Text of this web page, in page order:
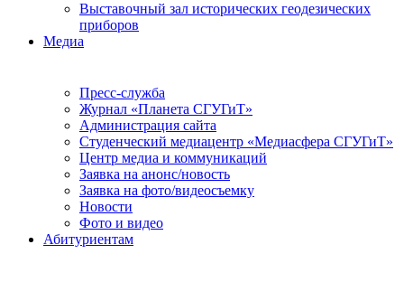
Выставочный зал исторических геодезических
приборов
Медиа
Пресс-служба
Журнал «Планета СГУГиТ»
Администрация сайта
Студенческий медиацентр «Медиасфера СГУГиТ»
Центр медиа и коммуникаций
Заявка на анонс/новость
Заявка на фото/видеосъемку
Новости
Фото и видео
Абитуриентам